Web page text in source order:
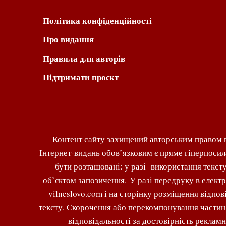
Політика конфіденційності
Про видання
Правила для авторів
Підтримати проєкт
Контент сайту захищений авторським правом
Інтернет-видань обов’язковим є пряме
бути розташовані: у разі використання
об’єктом запозичення. У разі передруку в
vilneslovo.com і на сторінку розміщення
тексту. Скорочення або перекомпонування
відповідальності за достовірність